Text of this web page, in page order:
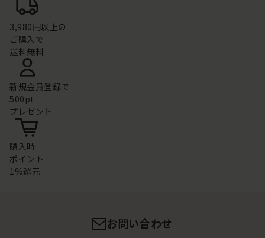
3,980円以上の
ご購入で
送料無料
新規会員登録で
500pt
プレゼント
購入時
ポイント
1%還元
お問い合わせ